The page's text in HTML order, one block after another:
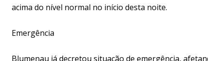
acima do nível normal no início desta noite.
Emergência
Blumenau já decretou situação de emergência,